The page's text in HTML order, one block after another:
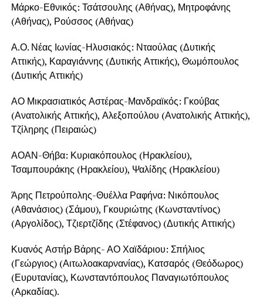
Μάρκο-Εθνικός: Τσάτσουλης (Αθήνας), Μητροφάνης
(Αθήνας), Ρούσσος (Αθήνας)
Α.Ο. Νέας Ιωνίας-Ηλυσιακός: Νταούλας (Δυτικής
Αττικής), Καραγιάννης (Δυτικής Αττικής), Θωμόπουλος
(Δυτικής Αττικής)
ΑΟ Μικρασιατικός Αστέρας-Μανδραϊκός: Γκούβας
(Ανατολικής Αττικής), Αλεξοπούλου (Ανατολικής Αττικής),
Τζίληρης (Πειραιώς)
ΑΟΑΝ-Θήβα: Κυριακόπουλος (Ηρακλείου),
Τσαμπουράκης (Ηρακλείου), Ψαλίδης (Ηρακλείου)
Άρης Πετρούπολης-Θυέλλα Ραφήνα: Νικόπουλος
(Αθανάσιος) (Σάμου), Γκουριώτης (Κωνσταντίνος)
(Αργολίδος), Τζιερτζίδης (Στέφανος) (Δυτικής Αττικής)
Κυανός Αστήρ Βάρης- ΑΟ Χαϊδάριου: Σπήλιος
(Γεώργιος) (Αιτωλοακαρνανίας), Κατσαρός (Θεόδωρος)
(Ευρυτανίας), Κωνσταντόπουλος Παναγιωτόπουλος
(Αρκαδίας).